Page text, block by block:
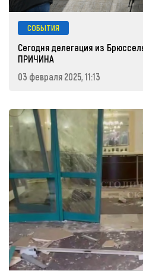
СОБЫТИЯ
Сегодня делегация из
ПРИЧИНА
03 февраля 2025, 11:13